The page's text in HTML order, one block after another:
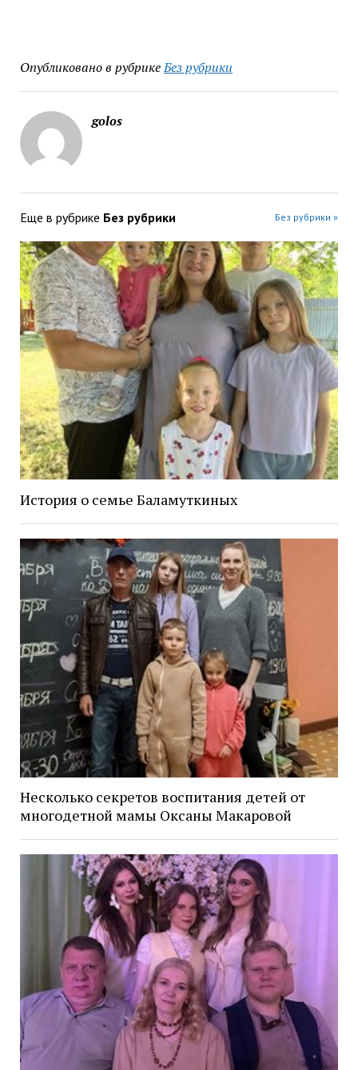
Опубликовано в рубрикеБез рубрики
golos
Еще в рубрике Без рубрики Без рубрики »
История о семье Баламуткиных
Несколько секретов воспитания детей от
многодетной мамы Оксаны Макаровой